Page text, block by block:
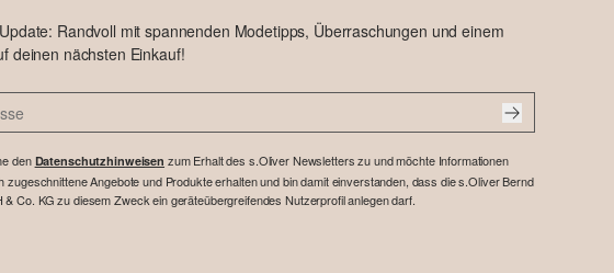
Randvoll mit spannenden Modetipps, Überraschungen und einem
deinen nächsten Einkauf!
den Datenschutzhinweisen zum Erhalt des s.Oliver Newsletters zu und möchte Informationen
zugeschnittene Angebote und Produkte erhalten und bin damit einverstanden, dass die s.Oliver Bernd
& Co. KG zu diesem Zweck ein geräteübergreifendes Nutzerprofil anlegen darf.